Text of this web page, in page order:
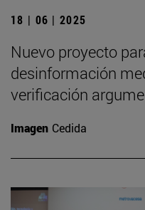
18 | 06 | 2025
Nuevo proyecto
desinformación
verificación
Imagen Cedida